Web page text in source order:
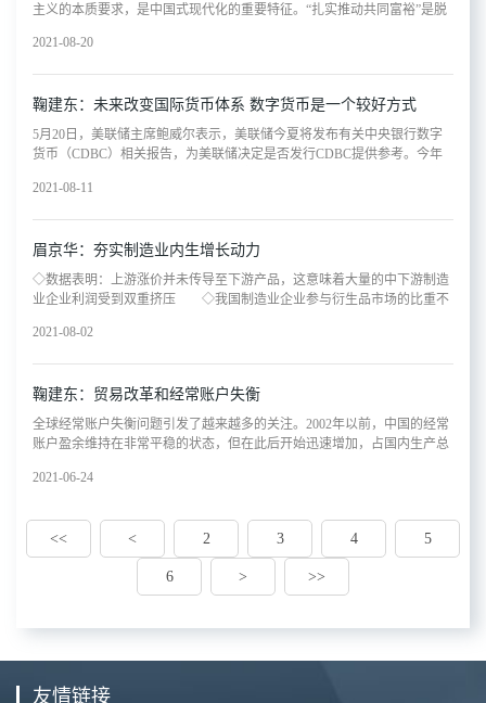
主义的本质要求，是中国式现代化的重要特征。“扎实推动共同富裕”是脱
如何探索和建设中国特色的共同富裕道路？第一，共同富裕是全体人民的
在认识上的误导性极大。因为从本质上讲，中国社会主义现代化建设的根
本目标是实现人的全面发展，而人的发展绝不只是经济收入的提高，更本
质和关键的是教育及健康水平、主观获得感等方面的提高。 中国特色
位置上，全面考虑人的健康、受教育和发展机遇等方面的因素。共同富裕
发展机遇，让他们在教育、就业、医疗等方面享有相对公平的条件，这样
才能激发他们的劳动积极性，鼓励他们参与社会活动，使他们在社会活动
富足、精神自信自强，实现人的全面
2021-08-20
鞠建东：未来改变国际货币体系 数字货币是一个较好方式
5月20日，美联储主席鲍威尔表示，美联储今夏将发布有关中央银行数字
货币（CDBC）相关报告，为美联储决定是否发行CDBC提供参考。今年
字货币未来会对国际货币体系产生何种影响？5月22日，在2021清华五道
财立方记者专访时表示，首先，未来国际货币体系的改变是大方向，其次
为了使未来国际货币体系改变的成本更低、更加有效，对世界各国都有好
处，数字货币是一个比较好的方式，至于怎么用，要去试。央行数字货币
步，但也有人认为，央行数字货币会仅限于M0。对比，鞠建东对大河报·
到M1、M2，但走到什么程度，纸币和数字货币之间的份额是什么样，如
何互相支撑，还要慢慢看，现在只能是一步一步向前走。未来，数字人民
何种影响？鞠建东表
2021-08-11
眉京华：夯实制造业内生增长动力
◇数据表明：上游涨价并未传导至下游产品，这意味着大量的中下游制造
业企业利润受到双重挤压 ◇我国制造业企业参与衍生品市场的比重不
以及人民币升值，我国制造业企业缺乏衍生品工具进行对冲，以减少损
数据表明，制造业投资正在回暖。 制造业内生增长动力有所减弱
制造业是实体经济的根基。当前，我国正在由制造大国向制造强国迈进。
2020年，我国制造业增加值达到3.85万亿美元，大致相当于美国、日本、
造业增长的贡献超过35%。建设制造强国已成为我国实现高质量发展、构
我国制造业增加值占GDP比重从2011年的32.1%逐步下降至2020年的
26.2%，降幅高于全球水平。 二是制造业市场主体规模
2021-08-02
鞠建东：贸易改革和经常账户失衡
全球经常账户失衡问题引发了越来越多的关注。2002年以前，中国的经常
账户盈余维持在非常平稳的状态，但在此后开始迅速增加，占国内生产总
2007年达到峰值；同一时期，美国经常账户赤字也一路攀升，占GDP比重
模才开始缩小。中美两国经常账户失衡的原因探讨对于是什么因素导致中
美两国经常账户呈现出如此大的差别和走势这一问题，学者们各执一词。
其中，最著名的论断来自美联储前主席本·伯南克，他以中国等新兴国家储
蓄过剩为由来解释美国巨大的经常账户逆差。除此之外，针对中国经常账
户自2002年之后快速上升、2007年之后开始下降的现象，国际上对前者的
说，且没有足够的数据支持。不同于以往的观点，笔者的论文从贸易环境
改革措施逐步推出并落实。例如，2000年5月，美国通
2021-06-24
<< < 2 3 4 5
6 > >>
友情链接